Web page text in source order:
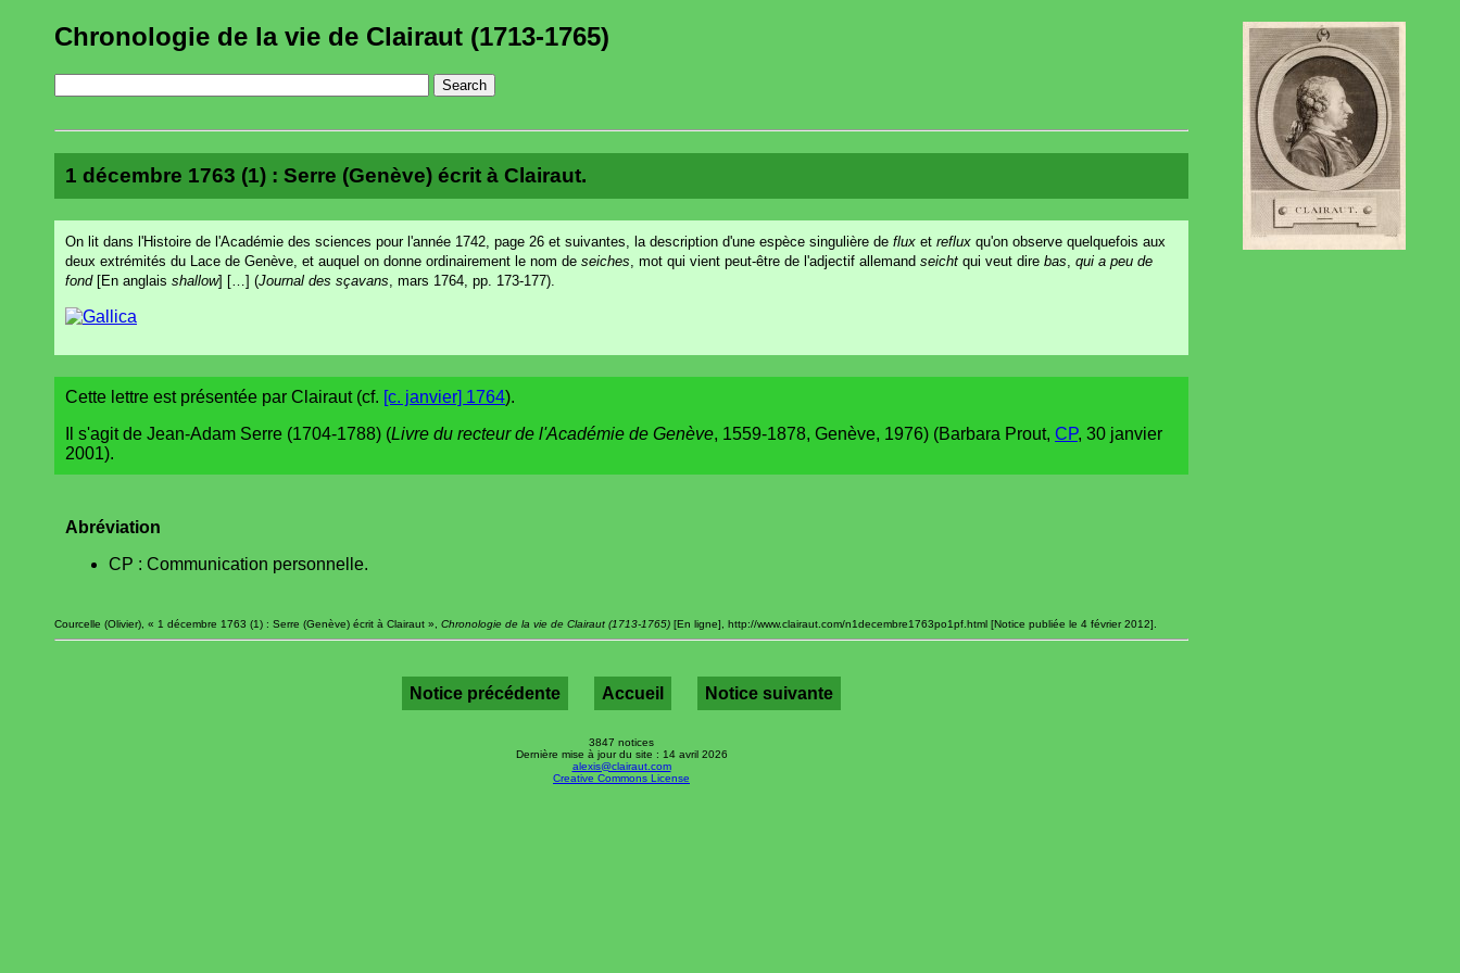
Chronologie de la vie de Clairaut (1713-1765)
1 décembre 1763 (1) : Serre (Genève) écrit à Clairaut.
On lit dans l'Histoire de l'Académie des sciences pour l'année 1742, page 26 et suivantes, la description d'une espèce singulière de flux et reflux qu'on observe quelquefois aux
deux extrémités du Lace de Genève, et auquel on donne ordinairement le nom de seiches , mot qui vient peut-être de l'adjectif allemand seicht qui veut dire bas qui a peu de
fond[En anglais shallow] […] (Journal des sçavans , mars 1764, pp. 173-177).
Cette lettre est présentée par Clairaut (cf. [c. janvier] 1764).
Il s'agit de Jean-Adam Serre (1704-1788) (Livre du recteur de l'Académie de Genève, 1559-1878, Genève, 1976) (Barbara Prout, CP, 30 janvier
2001).
Abréviation
CP : Communication personnelle.
Courcelle (Olivier), « 1 décembre 1763 (1) : Serre (Genève) écrit à Clairaut », Chronologie de la vie de Clairaut (1713-1765) [En ligne], http://www.clairaut.com/n1decembre1763po1pf.html [Notice publiée le 4 février 2012].
Notice précédente Accueil Notice suivante
3847 notices
Dernière mise à jour du site : 14 avril 2026
alexis@clairaut.com
Creative Commons License